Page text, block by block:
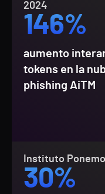
2024
146%
aumento
tokens en la
phishing AiTM
Instituto
30%